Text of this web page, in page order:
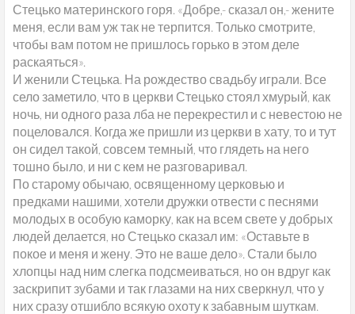
Стецько материнского горя. «Добре,- сказал он,- жените
меня, если вам уж так не терпится. Только смотрите,
чтобы вам потом не пришлось горько в этом деле
раскаяться».
И женили Стецька. На рождество свадьбу играли. Все
село заметило, что в церкви Стецько стоял хмурый, как
ночь, ни одного раза лба не перекрестил и с невестою не
поцеловался. Когда же пришли из церкви в хату, то и тут
он сидел такой, совсем темный, что глядеть на него
тошно было, и ни с кем не разговаривал.
По старому обычаю, освященному церковью и
предками нашими, хотели дружки отвести с песнями
молодых в особую каморку, как на всем свете у добрых
людей делается, но Стецько сказал им: «Оставьте в
покое и меня и жену. Это не ваше дело». Стали было
хлопцы над ним слегка подсмеиваться, но он вдруг как
заскрипит зубами и так глазами на них сверкнул, что у
них сразу отшибло всякую охоту к забавным шуткам.